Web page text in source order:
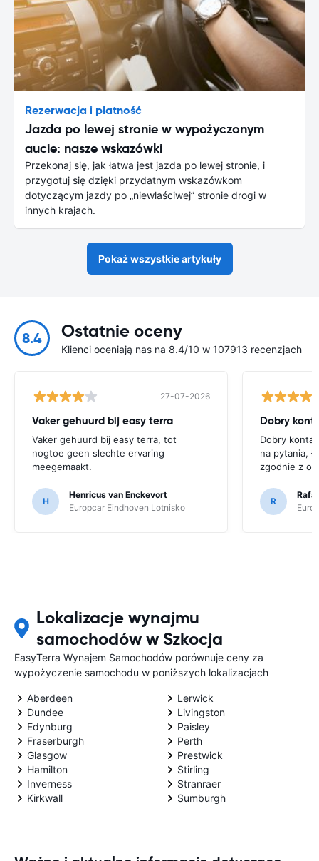
Rezerwacja i płatność
Jazda po lewej stronie w wypożyczonym
aucie: nasze wskazówki
Przekonaj się, jak łatwa jest jazda po lewej stronie, i
przygotuj się dzięki przydatnym wskazówkom
dotyczącym jazdy po „niewłaściwej” stronie drogi w
innych krajach.
Pokaż wszystkie artykuły
8.4 Ostatnie oceny
Klienci oceniają nas na 8.4/10 w 107913 recenzjach
27-07-2026
Vaker gehuurd bij easy terra
Vaker gehuurd bij easy terra, tot
nogtoe geen slechte ervaring
meegemaakt.
H
Henricus van Enckevort
Europcar Eindhoven Lotnisko
Dobry
na pytania,
zgodnie z
R
Lokalizacje wynajmu
samochodów w Szkocja
EasyTerra Wynajem Samochodów porównuje ceny za
wypożyczenie samochodu w poniższych lokalizacjach
Aberdeen
Dundee
Edynburg
Fraserburgh
Glasgow
Hamilton
Inverness
Kirkwall
Lerwick
Livingston
Paisley
Perth
Prestwick
Stirling
Stranraer
Sumburgh